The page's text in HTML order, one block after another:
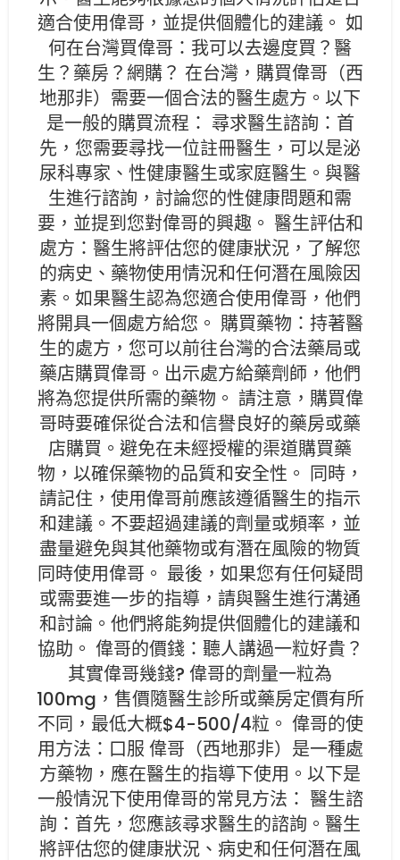
適合使用偉哥，並提供個體化的建議。 如
何在台灣買偉哥：我可以去邊度買？醫
生？藥房？網購？ 在台灣，購買偉哥（西
地那非）需要一個合法的醫生處方。以下
是一般的購買流程： 尋求醫生諮詢：首
先，您需要尋找一位註冊醫生，可以是泌
尿科專家、性健康醫生或家庭醫生。與醫
生進行諮詢，討論您的性健康問題和需
要，並提到您對偉哥的興趣。 醫生評估和
處方：醫生將評估您的健康狀況，了解您
的病史、藥物使用情況和任何潛在風險因
素。如果醫生認為您適合使用偉哥，他們
將開具一個處方給您。 購買藥物：持著醫
生的處方，您可以前往台灣的合法藥局或
藥店購買偉哥。出示處方給藥劑師，他們
將為您提供所需的藥物。 請注意，購買偉
哥時要確保從合法和信譽良好的藥房或藥
店購買。避免在未經授權的渠道購買藥
物，以確保藥物的品質和安全性。 同時，
請記住，使用偉哥前應該遵循醫生的指示
和建議。不要超過建議的劑量或頻率，並
盡量避免與其他藥物或有潛在風險的物質
同時使用偉哥。 最後，如果您有任何疑問
或需要進一步的指導，請與醫生進行溝通
和討論。他們將能夠提供個體化的建議和
協助。 偉哥的價錢：聽人講過一粒好貴？
其實偉哥幾錢? 偉哥的劑量一粒為
100mg，售價隨醫生診所或藥房定價有所
不同，最低大概$4-500/4粒。 偉哥的使
用方法：口服 偉哥（西地那非）是一種處
方藥物，應在醫生的指導下使用。以下是
一般情況下使用偉哥的常見方法： 醫生諮
詢：首先，您應該尋求醫生的諮詢。醫生
將評估您的健康狀況、病史和任何潛在風